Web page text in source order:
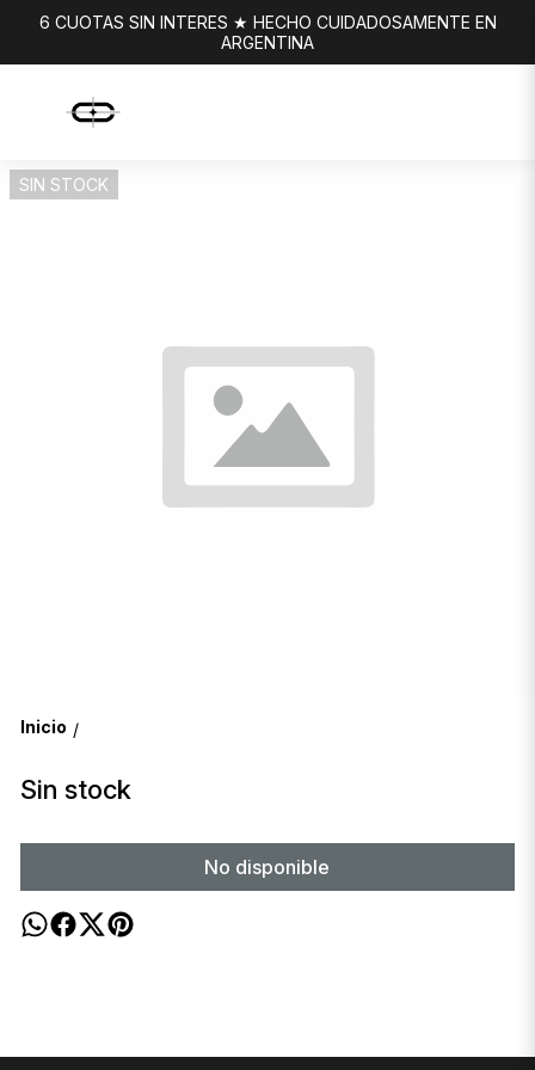
6 CUOTAS SIN INTERES ★ HECHO CUIDADOSAMENTE EN
ARGENTINA
SIN STOCK
Inicio /
Sin stock
No disponible